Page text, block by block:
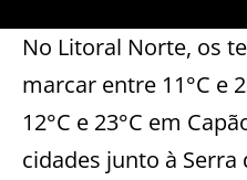
No Litoral Norte, os
marcar entre 11°C e
12°C e 23°C em
cidades junto à